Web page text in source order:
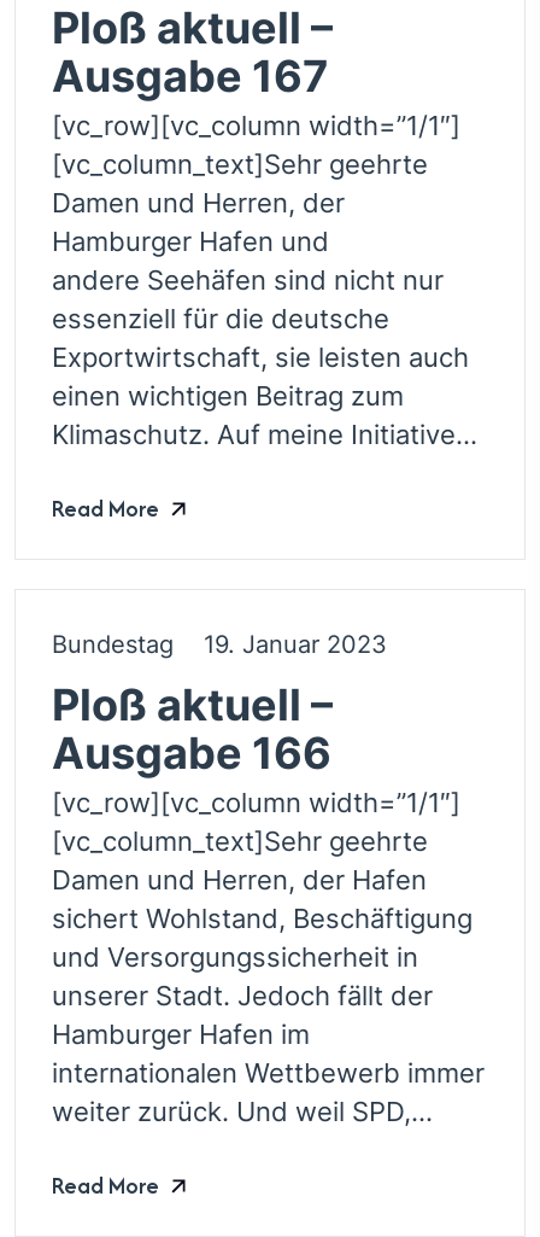
Ploß aktuell –
Ausgabe 167
[vc_row][vc_column width=”1/1″]
[vc_column_text]Sehr geehrte
Damen und Herren, der
Hamburger Hafen und
andere Seehäfen sind nicht nur
essenziell für die deutsche
Exportwirtschaft, sie leisten auch
einen wichtigen Beitrag zum
Klimaschutz. Auf meine Initiative...
Read More
Bundestag 19. Januar 2023
Ploß aktuell –
Ausgabe 166
[vc_row][vc_column width=”1/1″]
[vc_column_text]Sehr geehrte
Damen und Herren, der Hafen
sichert Wohlstand, Beschäftigung
und Versorgungssicherheit in
unserer Stadt. Jedoch fällt der
Hamburger Hafen im
internationalen Wettbewerb immer
weiter zurück. Und weil SPD,...
Read More